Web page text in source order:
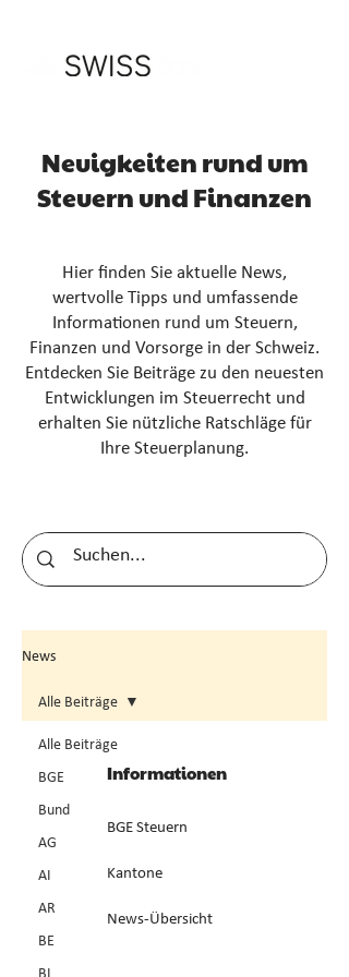
Neuigkeiten rund um
Steuern und Finanzen
Hier finden Sie aktuelle News,
wertvolle Tipps und umfassende
Informationen rund um Steuern,
Finanzen und Vorsorge in der Schweiz.
Entdecken Sie Beiträge zu den neuesten
Entwicklungen im Steuerrecht und
erhalten Sie nützliche Ratschläge für
Ihre Steuerplanung.
News
Alle Beiträge
BGE
Bund
AG
AI
AR
BE
Alle Beiträge
Informationen
BGE Steuern
Kantone
News-Übersicht